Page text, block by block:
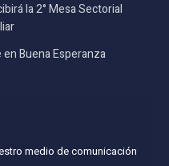
la 2° Mesa Sectorial
Buena Esperanza
medio de comunicación